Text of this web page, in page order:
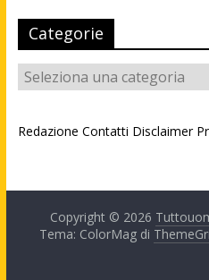
Categorie
Categorie
Redazione Contatti Disclaimer
Copyright © 2026
Tema: ColorMag di